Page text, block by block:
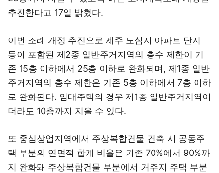
추진한다고 17일 밝혔다.
이번 조례 개정 추진으로 제주 도심지 아파트 단지
등이 포함된 제2종 일반주거지역의 층수 제한이 기
존 15층 이하에서 25층 이하로 완화되며, 제1종 일반
주거지역의 층수 제한은 기존 5층 이하에서 7층 이하
로 완화된다. 임대주택의 경우 제1종 일반주거지역이
더라도 10층까지 지을 수 있다.
또 중심상업지역에서 주상복합건물 건축 시 공동주
택 부분의 연면적 합계 비율은 기존 70%에서 90%까
지 완화돼 주상복합건물 부분에서 거주지 주택 부분